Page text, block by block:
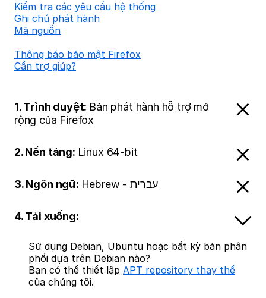
Kiểm tra các yêu cầu hệ thống
Ghi chú phát hành
Mã nguồn
Thông báo bảo mật Firefox
Cần trợ giúp?
1. Trình duyệt: Bản phát hành hỗ trợ mở
rộng của Firefox
2. Nền tảng: Linux 64-bit
3. Ngôn ngữ: Hebrew - עברית
4. Tải xuống:
Sử dụng Debian, Ubuntu hoặc bất kỳ bản phân
phối dựa trên Debian nào?
Bạn có thể thiết lập APT repository thay thế
của chúng tôi.